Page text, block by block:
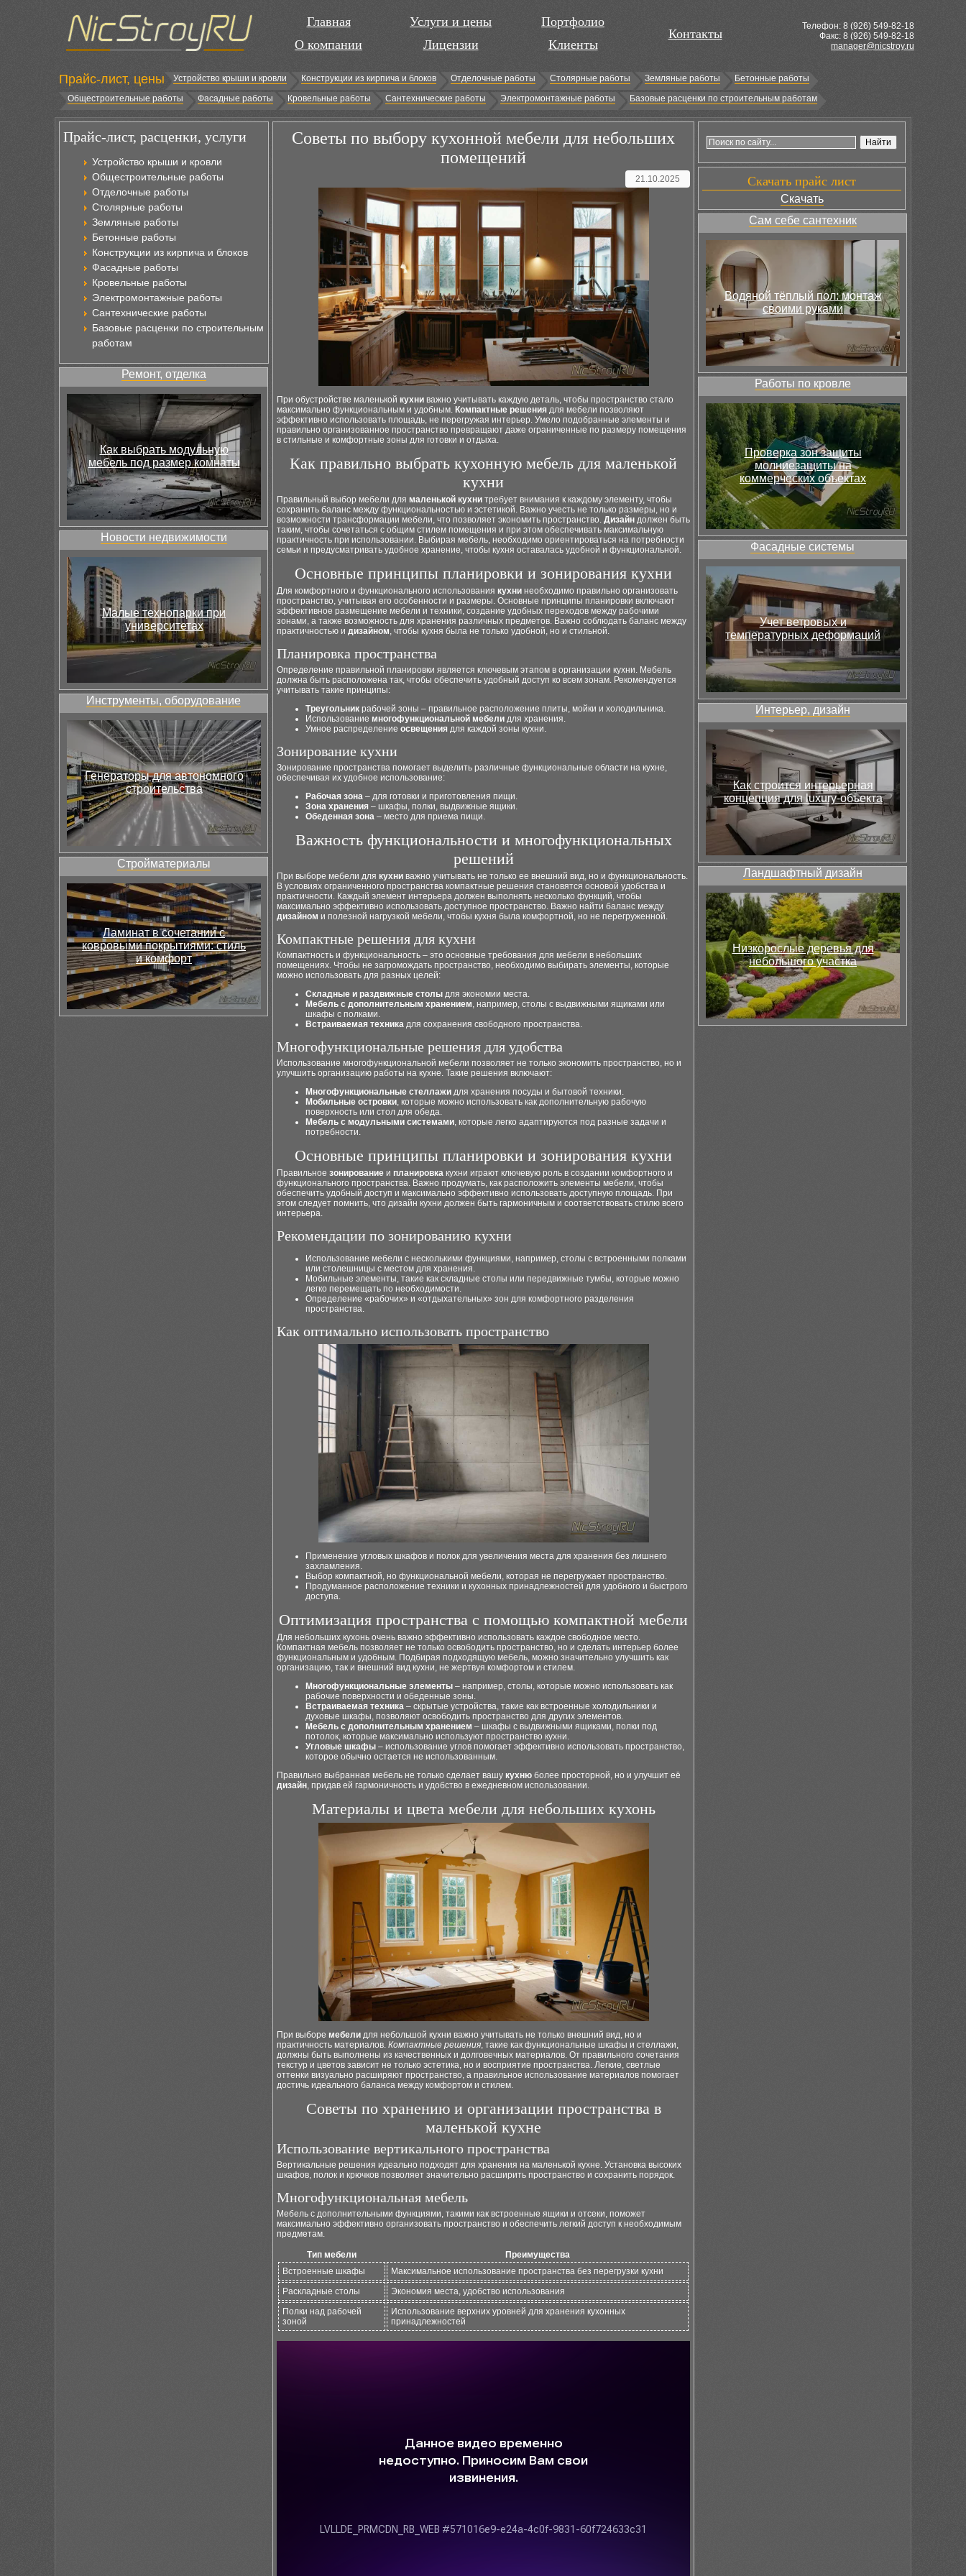
Главная
О компании
Услуги и цены
Лицензии
Портфолио
Клиенты
Контакты
Телефон: 8 (926) 549-82-18
Факс: 8 (926) 549-82-18
manager@nicstroy.ru
Прайс-лист, цены Устройство крыши и кровли Конструкции из кирпича и блоков Отделочные работы Столярные работы Земляные работы
Бетонные работы
Общестроительные работы
Фасадные работы Кровельные работы Сантехнические работы Электромонтажные работы Базовые расценки по строительным работам
Прайс-лист, расценки, услуги
Устройство крыши и кровли
Общестроительные работы
Отделочные работы
Столярные работы
Земляные работы
Бетонные работы
Конструкции из кирпича и блоков
Фасадные работы
Кровельные работы
Электромонтажные работы
Сантехнические работы
Базовые расценки по строительным
работам
Ремонт, отделка
Как выбрать модульную
мебель под размер комнаты
Новости недвижимости
Малые технопарки при
университетах
Инструменты, оборудование
Генераторы для автономного
строительства
Стройматериалы
Ламинат в сочетании с
ковровыми покрытиями: стиль
и комфорт
Советы по выбору кухонной мебели для небольших
помещений
21.10.2025
При обустройстве маленькой кухни важно учитывать каждую деталь, чтобы пространство стало
максимально функциональным и удобным. Компактные решения для мебели позволяют
эффективно использовать площадь, не перегружая интерьер. Умело подобранные элементы и
правильно организованное пространство превращают даже ограниченные по размеру помещения
в стильные и комфортные зоны для готовки и отдыха.
Как правильно выбрать кухонную мебель для маленькой
кухни
Правильный выбор мебели для маленькой кухни требует внимания к каждому элементу, чтобы
сохранить баланс между функциональностью и эстетикой. Важно учесть не только размеры, но и
возможности трансформации мебели, что позволяет экономить пространство. Дизайн должен быть
таким, чтобы сочетаться с общим стилем помещения и при этом обеспечивать максимальную
практичность при использовании. Выбирая мебель, необходимо ориентироваться на потребности
семьи и предусматривать удобное хранение, чтобы кухня оставалась удобной и функциональной.
Основные принципы планировки и зонирования кухни
Для комфортного и функционального использования кухни необходимо правильно организовать
пространство, учитывая его особенности и размеры. Основные принципы планировки включают
эффективное размещение мебели и техники, создание удобных переходов между рабочими
зонами, а также возможность для хранения различных предметов. Важно соблюдать баланс между
практичностью и дизайном, чтобы кухня была не только удобной, но и стильной.
Планировка пространства
Определение правильной планировки является ключевым этапом в организации кухни. Мебель
должна быть расположена так, чтобы обеспечить удобный доступ ко всем зонам. Рекомендуется
учитывать такие принципы:
Треугольник рабочей зоны – правильное расположение плиты, мойки и холодильника.
Использование многофункциональной мебели для хранения.
Умное распределение освещения для каждой зоны кухни.
Зонирование кухни
Зонирование пространства помогает выделить различные функциональные области на кухне,
обеспечивая их удобное использование:
Рабочая зона – для готовки и приготовления пищи.
Зона хранения – шкафы, полки, выдвижные ящики.
Обеденная зона – место для приема пищи.
Важность функциональности и многофункциональных
решений
При выборе мебели для кухни важно учитывать не только ее внешний вид, но и функциональность.
В условиях ограниченного пространства компактные решения становятся основой удобства и
практичности. Каждый элемент интерьера должен выполнять несколько функций, чтобы
максимально эффективно использовать доступное пространство. Важно найти баланс между
дизайном и полезной нагрузкой мебели, чтобы кухня была комфортной, но не перегруженной.
Компактные решения для кухни
Компактность и функциональность – это основные требования для мебели в небольших
помещениях. Чтобы не загромождать пространство, необходимо выбирать элементы, которые
можно использовать для разных целей:
Складные и раздвижные столы для экономии места.
Мебель с дополнительным хранением, например, столы с выдвижными ящиками или
шкафы с полками.
Встраиваемая техника для сохранения свободного пространства.
Многофункциональные решения для удобства
Использование многофункциональной мебели позволяет не только экономить пространство, но и
улучшить организацию работы на кухне. Такие решения включают:
Многофункциональные стеллажи для хранения посуды и бытовой техники.
Мобильные островки, которые можно использовать как дополнительную рабочую
поверхность или стол для обеда.
Мебель с модульными системами, которые легко адаптируются под разные задачи и
потребности.
Основные принципы планировки и зонирования кухни
Правильное зонирование и планировка кухни играют ключевую роль в создании комфортного и
функционального пространства. Важно продумать, как расположить элементы мебели, чтобы
обеспечить удобный доступ и максимально эффективно использовать доступную площадь. При
этом следует помнить, что дизайн кухни должен быть гармоничным и соответствовать стилю всего
интерьера.
Рекомендации по зонированию кухни
Использование мебели с несколькими функциями, например, столы с встроенными полками
или столешницы с местом для хранения.
Мобильные элементы, такие как складные столы или передвижные тумбы, которые можно
легко перемещать по необходимости.
Определение «рабочих» и «отдыхательных» зон для комфортного разделения
пространства.
Как оптимально использовать пространство
Применение угловых шкафов и полок для увеличения места для хранения без лишнего
захламления.
Выбор компактной, но функциональной мебели, которая не перегружает пространство.
Продуманное расположение техники и кухонных принадлежностей для удобного и быстрого
доступа.
Оптимизация пространства с помощью компактной мебели
Для небольших кухонь очень важно эффективно использовать каждое свободное место.
Компактная мебель позволяет не только освободить пространство, но и сделать интерьер более
функциональным и удобным. Подбирая подходящую мебель, можно значительно улучшить как
организацию, так и внешний вид кухни, не жертвуя комфортом и стилем.
Многофункциональные элементы – например, столы, которые можно использовать как
рабочие поверхности и обеденные зоны.
Встраиваемая техника – скрытые устройства, такие как встроенные холодильники и
духовые шкафы, позволяют освободить пространство для других элементов.
Мебель с дополнительным хранением – шкафы с выдвижными ящиками, полки под
потолок, которые максимально используют пространство кухни.
Угловые шкафы – использование углов помогает эффективно использовать пространство,
которое обычно остается не использованным.
Правильно выбранная мебель не только сделает вашу кухню более просторной, но и улучшит её
дизайн, придав ей гармоничность и удобство в ежедневном использовании.
Материалы и цвета мебели для небольших кухонь
При выборе мебели для небольшой кухни важно учитывать не только внешний вид, но и
практичность материалов. Компактные решения, такие как функциональные шкафы и стеллажи,
должны быть выполнены из качественных и долговечных материалов. От правильного сочетания
текстур и цветов зависит не только эстетика, но и восприятие пространства. Легкие, светлые
оттенки визуально расширяют пространство, а правильное использование материалов помогает
достичь идеального баланса между комфортом и стилем.
Советы по хранению и организации пространства в
маленькой кухне
Использование вертикального пространства
Вертикальные решения идеально подходят для хранения на маленькой кухне. Установка высоких
шкафов, полок и крючков позволяет значительно расширить пространство и сохранить порядок.
Многофункциональная мебель
Мебель с дополнительными функциями, такими как встроенные ящики и отсеки, поможет
максимально эффективно организовать пространство и обеспечить легкий доступ к необходимым
предметам.
Тип мебели
Преимущества
Встроенные шкафы
Максимальное использование пространства без перегрузки кухни
Раскладные столы
Экономия места, удобство использования
Полки над рабочей
зоной
Использование верхних уровней для хранения кухонных
принадлежностей
Скачать прайс лист
Скачать
Сам себе сантехник
Водяной тёплый пол: монтаж
своими руками
Работы по кровле
Проверка зон защиты
молниезащиты на
коммерческих объектах
Фасадные системы
Учет ветровых и
температурных деформаций
Интерьер, дизайн
Как строится интерьерная
концепция для luxury-объекта
Ландшафтный дизайн
Низкорослые деревья для
небольшого участка